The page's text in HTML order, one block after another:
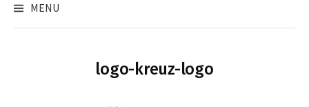
MENU
logo-kreuz-logo